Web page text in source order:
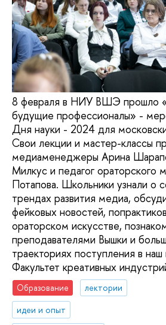
8 февраля в НИУ ВШЭ прошло
будущие профессионалы» -
Дня науки - 2024 для
Свои лекции и мастер-классы
медиаменеджеры Арина
Милкус и педагог ораторского
Потапова. Школьники узнали о
трендах развития медиа,
фейковых новостей,
ораторском искусстве,
преподавателями Вышки и
траекториях поступления в наш
Факультет креативных
Образование
лектории
идеи и опыт